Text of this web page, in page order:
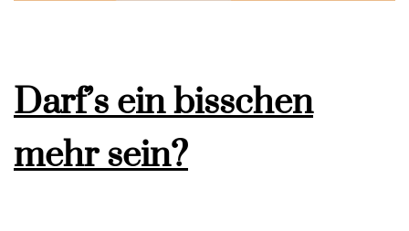
Darf’s ein bisschen
mehr sein?